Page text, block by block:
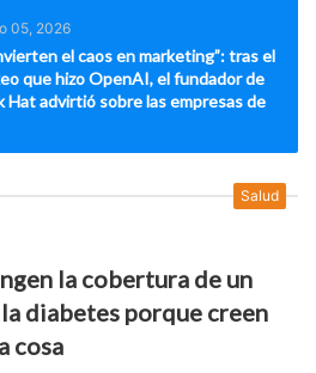
05, 2026
el caos en marketing”: tras el
que hizo OpenAI, el fundador de
Hat advirtió sobre las empresas de
Salud
la cobertura de un
diabetes porque creen
cosa